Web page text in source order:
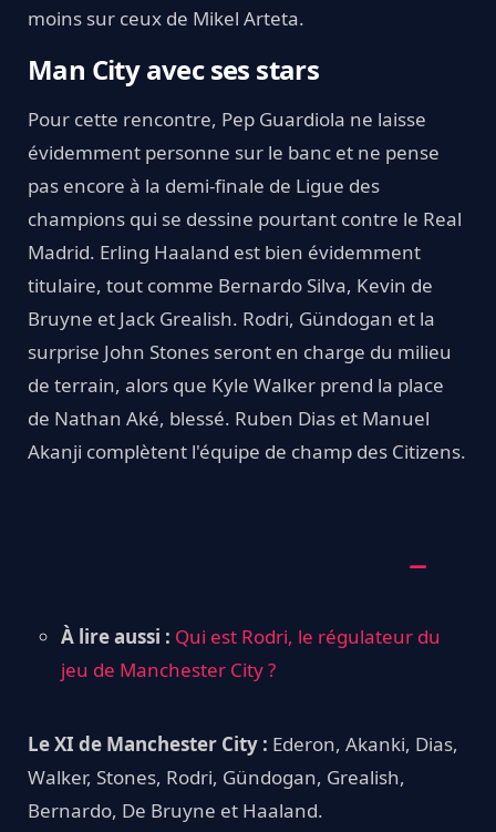
moins sur ceux de Mikel Arteta.
Man City avec ses stars
Pour cette rencontre, Pep Guardiola ne laisse
évidemment personne sur le banc et ne pense
pas encore à la demi-finale de Ligue des
champions qui se dessine pourtant contre le Real
Madrid. Erling Haaland est bien évidemment
titulaire, tout comme Bernardo Silva, Kevin de
Bruyne et Jack Grealish. Rodri, Gündogan et la
surprise John Stones seront en charge du milieu
de terrain, alors que Kyle Walker prend la place
de Nathan Aké, blessé. Ruben Dias et Manuel
Akanji complètent l'équipe de champ des Citizens.
À lire aussi : Qui est Rodri, le régulateur du
jeu de Manchester City ?
Le XI de Manchester City : Ederon, Akanki, Dias,
Walker, Stones, Rodri, Gündogan, Grealish,
Bernardo, De Bruyne et Haaland.